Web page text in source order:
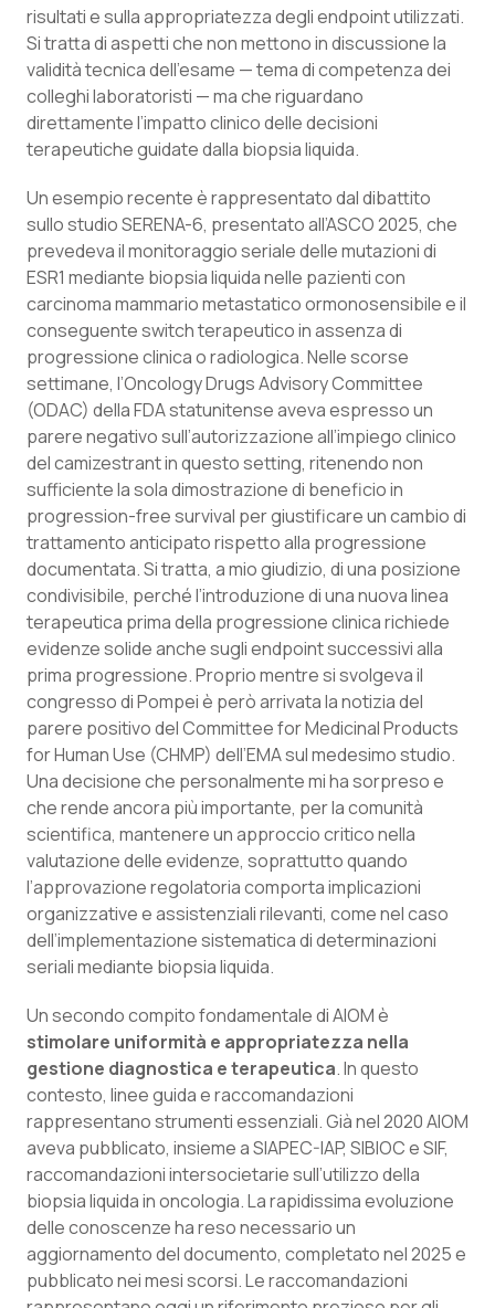
Quotidiano Cardiologia
Quotidiano Chirurgia
Quotidiano Pediatria
Rene & patologie urogenitali
Salute orale & impianti
Sangue & coagulazione
Tiroide
Tumore al seno
Tumore ovarico
Tumori del Polmone & Testa Collo
Tumori gastrointestinali
Ulcera & Reflusso
Vaccini
risultati e sulla appropriatezza degli endpoint utilizzati.
Si tratta di aspetti che non mettono in discussione la
validità tecnica dell’esame — tema di competenza dei
colleghi laboratoristi — ma che riguardano
direttamente l’impatto clinico delle decisioni
terapeutiche guidate dalla biopsia liquida.
Un esempio recente è rappresentato dal dibattito
sullo studio SERENA-6, presentato all’ASCO 2025, che
prevedeva il monitoraggio seriale delle mutazioni di
ESR1 mediante biopsia liquida nelle pazienti con
carcinoma mammario metastatico ormonosensibile e il
conseguente switch terapeutico in assenza di
progressione clinica o radiologica. Nelle scorse
settimane, l’Oncology Drugs Advisory Committee
(ODAC) della FDA statunitense aveva espresso un
parere negativo sull’autorizzazione all’impiego clinico
del camizestrant in questo setting, ritenendo non
sufficiente la sola dimostrazione di beneficio in
progression-free survival per giustificare un cambio di
trattamento anticipato rispetto alla progressione
documentata. Si tratta, a mio giudizio, di una posizione
condivisibile, perché l’introduzione di una nuova linea
terapeutica prima della progressione clinica richiede
evidenze solide anche sugli endpoint successivi alla
prima progressione. Proprio mentre si svolgeva il
congresso di Pompei è però arrivata la notizia del
parere positivo del Committee for Medicinal Products
for Human Use (CHMP) dell’EMA sul medesimo studio.
Una decisione che personalmente mi ha sorpreso e
che rende ancora più importante, per la comunità
scientifica, mantenere un approccio critico nella
valutazione delle evidenze, soprattutto quando
l’approvazione regolatoria comporta implicazioni
organizzative e assistenziali rilevanti, come nel caso
dell’implementazione sistematica di determinazioni
seriali mediante biopsia liquida.
Un secondo compito fondamentale di AIOM è
stimolare uniformità e appropriatezza nella
gestione diagnostica e terapeutica. In questo
contesto, linee guida e raccomandazioni
rappresentano strumenti essenziali. Già nel 2020 AIOM
aveva pubblicato, insieme a SIAPEC-IAP, SIBIOC e SIF,
raccomandazioni intersocietarie sull’utilizzo della
biopsia liquida in oncologia. La rapidissima evoluzione
delle conoscenze ha reso necessario un
aggiornamento del documento, completato nel 2025 e
pubblicato nei mesi scorsi. Le raccomandazioni